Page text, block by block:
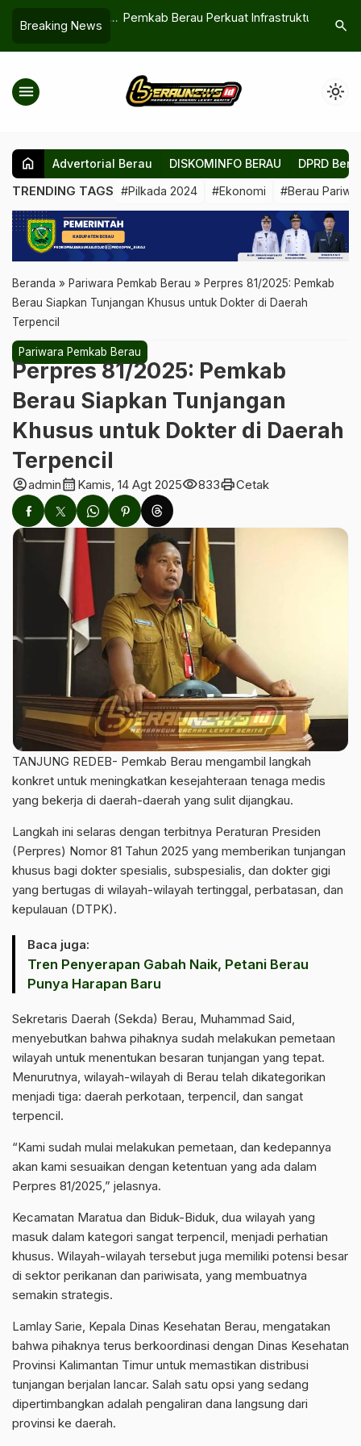
Breaking News
untuk Penjaga
Muslim
Pemkab Berau Perkuat Infrastruktur
Kompetensi Wartawan
search
menu light_mode
home Advertorial Berau DISKOMINFO BERAU DPRD
TRENDING TAGS #Pilkada 2024 #Ekonomi #Berau
Beranda » Pariwara Pemkab Berau » Perpres 81/2025: Pemkab
Berau Siapkan Tunjangan Khusus untuk Dokter di Daerah
Terpencil
Pariwara Pemkab Berau
Perpres 81/2025: Pemkab
Berau Siapkan Tunjangan
Khusus untuk Dokter di Daerah
Terpencil
account_circleadmincalendar_month Kamis, 14 Agt 2025visibility833printCetak
TANJUNG REDEB- Pemkab Berau mengambil langkah
konkret untuk meningkatkan kesejahteraan tenaga medis
yang bekerja di daerah-daerah yang sulit dijangkau.
Langkah ini selaras dengan terbitnya Peraturan Presiden
(Perpres) Nomor 81 Tahun 2025 yang memberikan tunjangan
khusus bagi dokter spesialis, subspesialis, dan dokter gigi
yang bertugas di wilayah-wilayah tertinggal, perbatasan, dan
kepulauan (DTPK).
Baca juga:
Tren Penyerapan Gabah Naik, Petani Berau
Punya Harapan Baru
Sekretaris Daerah (Sekda) Berau, Muhammad Said,
menyebutkan bahwa pihaknya sudah melakukan pemetaan
wilayah untuk menentukan besaran tunjangan yang tepat.
Menurutnya, wilayah-wilayah di Berau telah dikategorikan
menjadi tiga: daerah perkotaan, terpencil, dan sangat
terpencil.
“Kami sudah mulai melakukan pemetaan, dan kedepannya
akan kami sesuaikan dengan ketentuan yang ada dalam
Perpres 81/2025,” jelasnya.
Kecamatan Maratua dan Biduk-Biduk, dua wilayah yang
masuk dalam kategori sangat terpencil, menjadi perhatian
khusus. Wilayah-wilayah tersebut juga memiliki potensi besar
di sektor perikanan dan pariwisata, yang membuatnya
semakin strategis.
Lamlay Sarie, Kepala Dinas Kesehatan Berau, mengatakan
bahwa pihaknya terus berkoordinasi dengan Dinas Kesehatan
Provinsi Kalimantan Timur untuk memastikan distribusi
tunjangan berjalan lancar. Salah satu opsi yang sedang
dipertimbangkan adalah pengaliran dana langsung dari
provinsi ke daerah.